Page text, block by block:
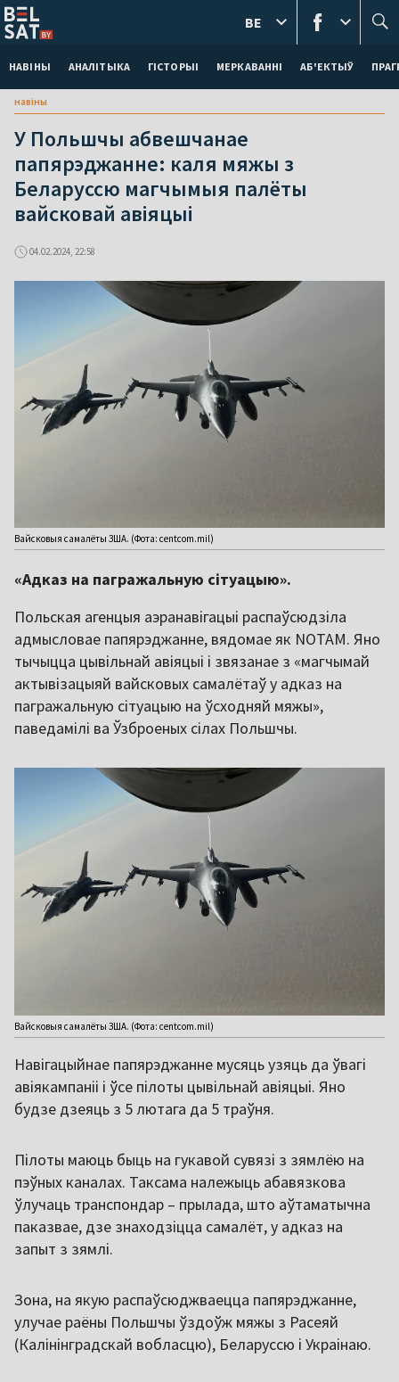
НАВІНЫ АНАЛІТЫКА ГІСТОРЫІ МЕРКАВАННI АБ'ЕКТЫЎ
BE
навіны
У Польшчы абвешчанае
папярэджанне: каля мяжы з
Беларуссю магчымыя палёты
вайсковай авіяцыі
04.02.2024, 22:58
Вайсковыя самалёты ЗША. (Фота: centcom.mil)
«Адказ на пагражальную сітуацыю».
Польская агенцыя аэранавігацыі распаўсюдзіла
адмысловае папярэджанне, вядомае як NOTAM. Яно
тычыцца цывільнай авіяцыі і звязанае з «магчымай
актывізацыяй вайсковых самалётаў у адказ на
пагражальную сітуацыю на ўсходняй мяжы»,
паведамілі ва Ўзброеных сілах Польшчы.
Вайсковыя самалёты ЗША. (Фота: centcom.mil)
Навігацыйнае папярэджанне мусяць узяць да ўвагі
авіякампаніі і ўсе пілоты цывільнай авіяцыі. Яно
будзе дзеяць з 5 лютага да 5 траўня.
Пілоты маюць быць на гукавой сувязі з зямлёю на
пэўных каналах. Таксама належыць абавязкова
ўлучаць транспондар – прылада, што аўтаматычна
паказвае, дзе знаходзіцца самалёт, у адказ на
запыт з зямлі.
Зона, на якую распаўсюджваецца папярэджанне,
улучае раёны Польшчы ўздоўж мяжы з Расеяй
(Калінінградскай вобласцю), Беларуссю і Украінаю.